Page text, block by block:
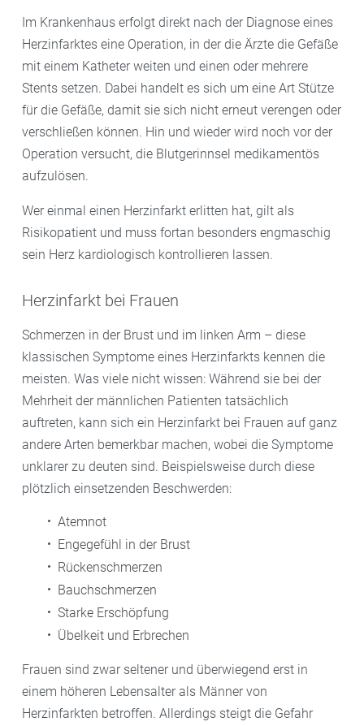
Im Krankenhaus erfolgt direkt nach der Diagnose eines
Herzinfarktes eine Operation, in der die Ärzte die Gefäße
mit einem Katheter weiten und einen oder mehrere
Stents setzen. Dabei handelt es sich um eine Art Stütze
für die Gefäße, damit sie sich nicht erneut verengen oder
verschließen können. Hin und wieder wird noch vor der
Operation versucht, die Blutgerinnsel medikamentös
aufzulösen.
Wer einmal einen Herzinfarkt erlitten hat, gilt als
Risikopatient und muss fortan besonders engmaschig
sein Herz kardiologisch kontrollieren lassen.
Herzinfarkt bei Frauen
Schmerzen in der Brust und im linken Arm – diese
klassischen Symptome eines Herzinfarkts kennen die
meisten. Was viele nicht wissen: Während sie bei der
Mehrheit der männlichen Patienten tatsächlich
auftreten, kann sich ein Herzinfarkt bei Frauen auf ganz
andere Arten bemerkbar machen, wobei die Symptome
unklarer zu deuten sind. Beispielsweise durch diese
plötzlich einsetzenden Beschwerden:
Atemnot
Engegefühl in der Brust
Rückenschmerzen
Bauchschmerzen
Starke Erschöpfung
Übelkeit und Erbrechen
Frauen sind zwar seltener und überwiegend erst in
einem höheren Lebensalter als Männer von
Herzinfarkten betroffen. Allerdings steigt die Gefahr